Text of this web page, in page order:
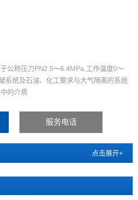
公称压力PN2.5～6.4MPa,工作温度0～
系统及石油、化工要求与大气隔离的系统
的介质
服务电话
点击展开+